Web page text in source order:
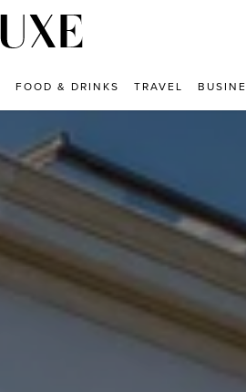
FOOD & DRINKS TRAVEL